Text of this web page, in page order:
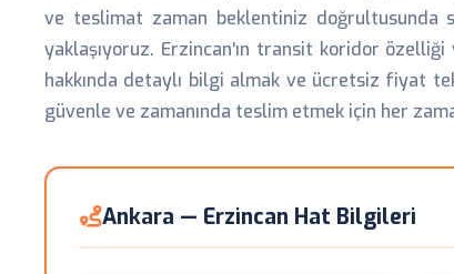
ve teslimat zaman beklentiniz doğrultusunda
yaklaşıyoruz. Erzincan'ın transit koridor
hakkında detaylı bilgi almak ve ücretsiz fiyat
güvenle ve zamanında teslim etmek için her
Ankara — Erzincan Hat Bilgileri